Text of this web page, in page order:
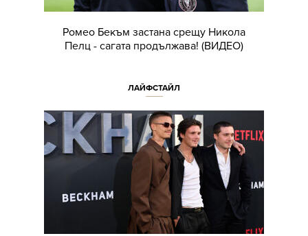
Ромео Бекъм застана срещу Никола
Пелц - сагата продължава! (ВИДЕО)
ЛАЙФСТАЙЛ